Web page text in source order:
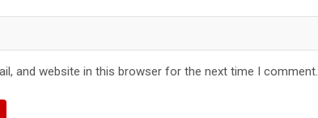
and website in this browser for the next time I comment.